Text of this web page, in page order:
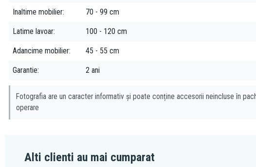
Inaltime mobilier 70 - 99 cm
Latime lavoar 100 - 120 cm
Adancime mobilier 45 - 55 cm
Garantie 2 ani
Fotografia are un caracter informativ și poate conține accesorii neincluse în
operare
Alti clienti au mai cumparat